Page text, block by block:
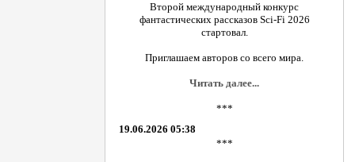
Второй международный конкурс
фантастических рассказов Sci-Fi 2026
стартовал.
Приглашаем авторов со всего мира.
Читать далее...
***
19.06.2026 05:38
***